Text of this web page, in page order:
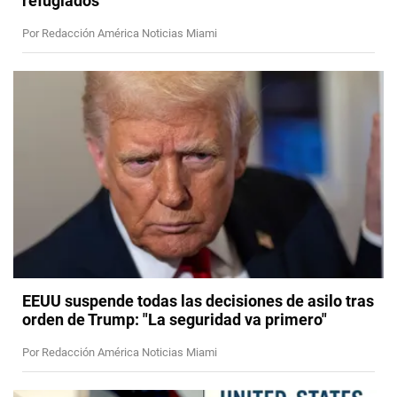
Por Redacción América Noticias Miami
EEUU suspende todas las decisiones de asilo tras
orden de Trump: "La seguridad va primero"
Por Redacción América Noticias Miami